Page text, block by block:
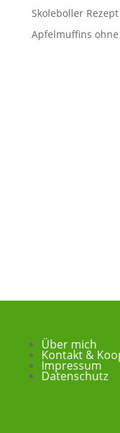
Skoleboller Rezept
Apfelmuffins
Über mich
Kontakt &
Impressum
Datenschutz